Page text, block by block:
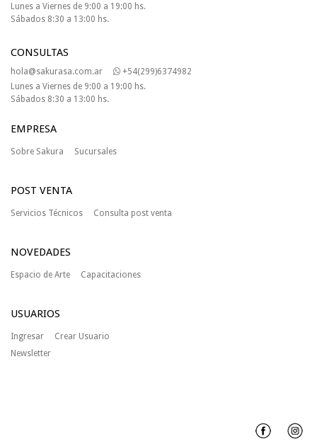
Lunes a Viernes de 9:00 a 19:00 hs.
Sábados 8:30 a 13:00 hs.
CONSULTAS
hola@sakurasa.com.ar
+54(299)6374982
Lunes a Viernes de 9:00 a 19:00 hs.
Sábados 8:30 a 13:00 hs.
EMPRESA
Sobre Sakura Sucursales
POST VENTA
Servicios Técnicos Consulta post venta
NOVEDADES
Espacio de Arte Capacitaciones
USUARIOS
Ingresar
Crear Usuario
Newsletter